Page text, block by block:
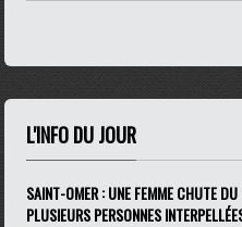
L'INFO DU JOUR
SAINT-OMER : UNE FEMME CHUTE
PLUSIEURS PERSONNES